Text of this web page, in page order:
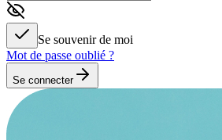
Se souvenir de moi
Mot de passe oublié ?
Se connecter